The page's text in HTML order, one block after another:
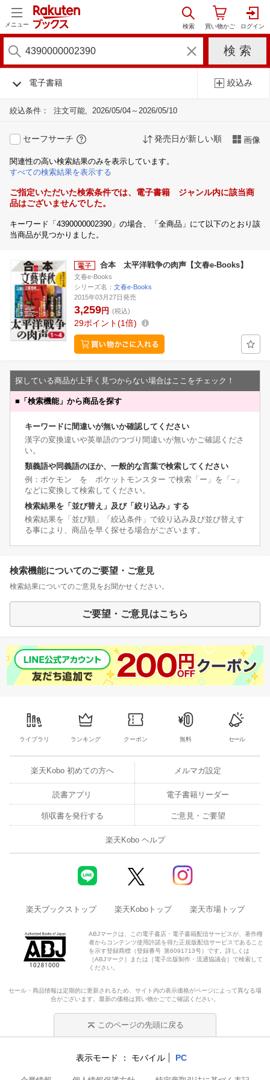
メニュー
電子書籍 絞込み
絞込条件： 注文可能 2026/05/04～2026/05/10
セーフサーチ 発売日が新しい順 画像
関連性の高い検索結果のみを表示しています。
すべての検索結果を表示する
ご指定いただいた検索条件では、電子書籍 ジャンル内に該当商
品はございませんでした。
キーワード「4390000002390」の場合、「全商品」にて以下のとおり該
当商品が見つかりました。
合本 太平洋戦争の肉声【文春e-Books】
文春e-Books
シリーズ名： 文春e-Books
2015年03月27日発売
3,259円 (税込)
29ポイント 1倍
探している商品が上手く見つからない場合はここをチェック！
■ 「検索機能」から商品を探す
キーワードに間違いが無いか確認してください
漢字の変換違いや英単語のつづり間違いが無いかご確認くださ
い。
類義語や同義語のほか、一般的な言葉で検索してください
例：ポケモン を ポケットモンスター で検索「ー」を「−」
などに変換して検索してください。
検索結果を「並び替え」及び「絞り込み」する
検索結果を「並び順」「絞込条件」で絞り込み及び並び替えす
る事により、商品を早く探せる場合がございます。
検索機能についてのご要望・ご意見
検索結果についてのご意見をお聞かせください。
ご要望・ご意見はこちら
ライブラリ ランキング クーポン 無料 セール
楽天Kobo 初めての方へ メルマガ設定
読書アプリ 電子書籍リーダー
領収書を発行する ご意見・ご要望
楽天Kobo ヘルプ
楽天ブックストップ 楽天Koboトップ 楽天市場トップ
ABJマークは、この電子書店・電子書籍配信サービスが、著作権
者からコンテンツ使用許諾を得た正規版配信サービスであること
を示す登録商標（登録番号 第6091713号）です。詳しくは
［ABJマーク］または［電子出版制作・流通協議会］で検索して
ください。
セール・商品情報は定期的に更新されるため、サイト内の表示価格がページによって異なる場
合がございます。最新の価格は買い物かごでご確認ください。
このページの先頭に戻る
表示モード モバイル PC